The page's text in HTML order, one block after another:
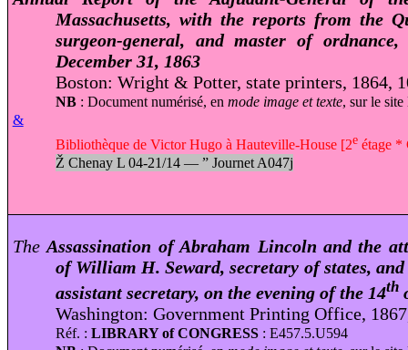
Massachusetts, with the reports from the
surgeon-general, and master of
December 31, 1863
Boston: Wright & Potter, state printers, 1864,
NB: Document numérisé, en mode image et texte, sur le site
&
Bibliothèque de Victor Hugo à Hauteville-House [2eétage *
Ž Chenay L 04-21/14 — ”Journet A047j
TheAssassination of Abraham Lincoln and the
of William H. Seward, secretary of states,
assistant secretary, on the evening of the 14th
Washington: Government Printing Office,
Réf. : LIBRARY of CONGRESS: E457.5.U594